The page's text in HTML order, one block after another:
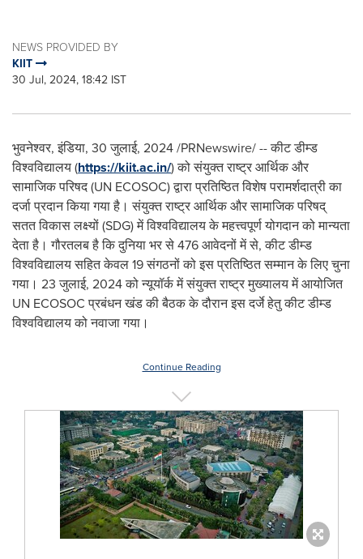
NEWS PROVIDED BY
KIIT
30 Jul, 2024, 18:42 IST
भुवनेश्वर, इंडिया, 30 जुलाई, 2024/PRNewswire/ -- कीट डीम्ड
विश्वविद्यालय (https://kiit.ac.in/) को संयुक्त राष्ट्र आर्थिक और
सामाजिक परिषद (UN ECOSOC) द्वारा प्रतिष्ठित विशेष परामर्शदात्री का
दर्जा प्रदान किया गया है। संयुक्त राष्ट्र आर्थिक और सामाजिक परिषद्
सतत विकास लक्ष्यों (SDG) में विश्वविद्यालय के महत्त्वपूर्ण योगदान को मान्यता
देता है। गौरतलब है कि दुनिया भर से 476 आवेदनों में से, कीट डीम्ड
विश्वविद्यालय सहित केवल 19 संगठनों को इस प्रतिष्ठित सम्मान के लिए चुना
गया। 23 जुलाई, 2024 को न्यूयॉर्क में संयुक्त राष्ट्र मुख्यालय में आयोजित
UN ECOSOC प्रबंधन खंड की बैठक के दौरान इस दर्जे हेतु कीट डीम्ड
विश्वविद्यालय को नवाजा गया।
Continue Reading